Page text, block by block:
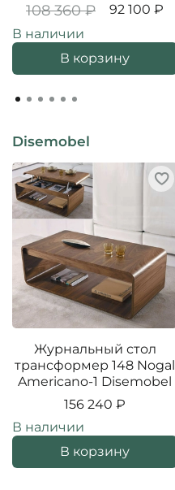
108 360 ₽
92 100 ₽
В наличии
В корзину
Disemobel
Журнальный стол
трансформер 148 Nogal
Americano-1 Disemobel
156 240 ₽
В наличии
В корзину